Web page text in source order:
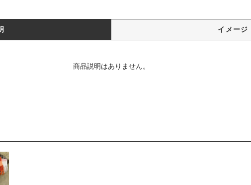
イメージ
商品説明はありません。